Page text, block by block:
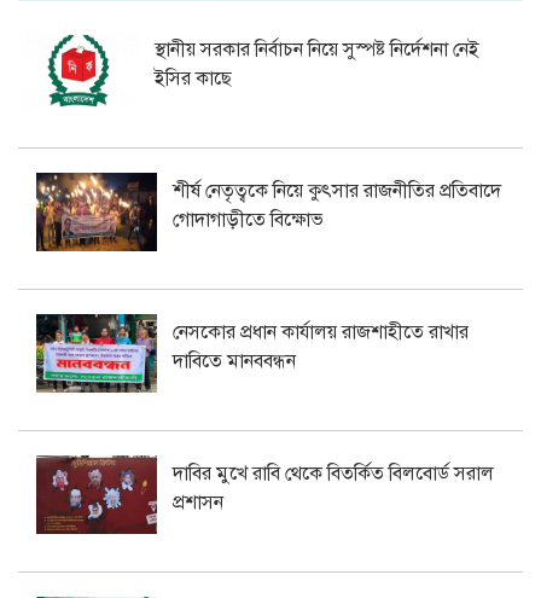
স্থানীয় সরকার নির্বাচন নিয়ে সুস্পষ্ট নির্দেশনা নেই
ইসির কাছে
শীর্ষ নেতৃত্বকে নিয়ে কুৎসার রাজনীতির প্রতিবাদে
গোদাগাড়ীতে বিক্ষোভ
নেসকোর প্রধান কার্যালয় রাজশাহীতে রাখার
দাবিতে মানববন্ধন
দাবির মুখে রাবি থেকে বিতর্কিত বিলবোর্ড সরাল
প্রশাসন